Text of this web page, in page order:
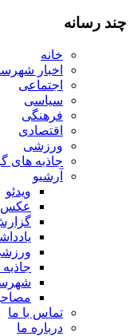
چند رسانه
خانه
اخبار
اجتماعی
سیاسی
فرهنگی
اقتصادی
ورزشی
جاذبه
آرشیو
ویدئو
عکس
تماس با ما
درباره ما